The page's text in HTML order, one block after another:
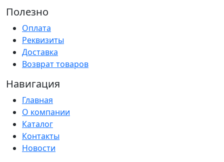
Полезно
Оплата
Реквизиты
Доставка
Возврат товаров
Навигация
Главная
О компании
Каталог
Контакты
Новости